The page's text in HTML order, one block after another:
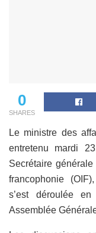
0
SHARES
Le ministre des
entretenu mardi
Secrétaire
francophonie
s’est déroulée
Assemblée